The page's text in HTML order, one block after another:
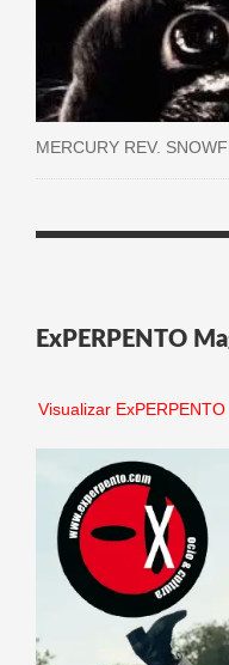
MERCURY REV.
ExPERPENTO
Visualizar ExPERPENTO